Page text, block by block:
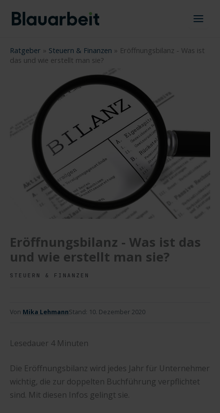
Inhalt
springen
Ratgeber » Steuern & Finanzen » Eröffnungsbilanz - Was ist
das und wie erstellt man sie?
Eröffnungsbilanz - Was ist das
und wie erstellt man sie?
STEUERN & FINANZEN
Von Mika LehmannStand: 10. Dezember 2020
Lesedauer 4 Minuten
Die Eröffnungsbilanz wird jedes Jahr für Unternehmer
wichtig, die zur doppelten Buchführung verpflichtet
sind. Mit diesen Infos gelingt sie.